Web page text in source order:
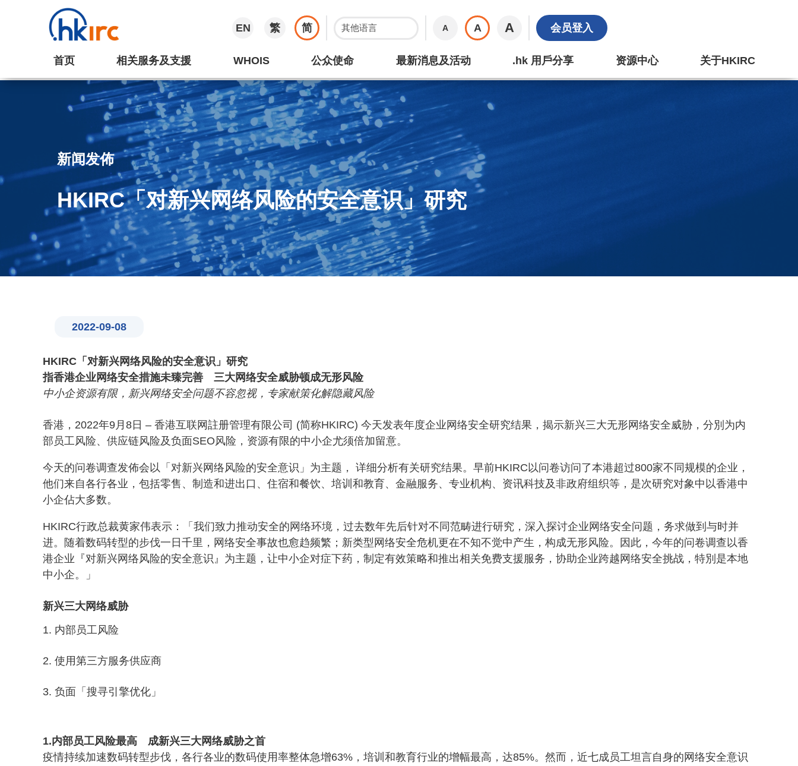
EN 繁 简 A A A 会员登入
首页 相关服务及支援 WHOIS 公众使命 最新消息及活动 .hk 用戶分享 资源中心 关于HKIRC
新闻发佈
HKIRC「对新兴网络风险的安全意识」研究
2022-09-08
HKIRC「对新兴网络风险的安全意识」研究
指香港企业网络安全措施未臻完善 三大网络安全威胁顿成无形风险
中小企资源有限，新兴网络安全问题不容忽视，专家献策化解隐藏风险
香港，2022年9月8日 – 香港互联网註册管理有限公司 (简称HKIRC) 今天发表年度企业网络安全研究结果，揭示新兴三大无形网络安全威胁，分別为内
部员工风险、供应链风险及负面SEO风险，资源有限的中小企尤须倍加留意。
今天的问卷调查发佈会以「对新兴网络风险的安全意识」为主题， 详细分析有关研究结果。早前HKIRC以问卷访问了本港超过800家不同规模的企业，
他们来自各行各业，包括零售、制造和进出口、住宿和餐饮、培训和教育、金融服务、专业机构、资讯科技及非政府组织等，是次研究对象中以香港中
小企佔大多数。
HKIRC行政总裁黄家伟表示：「我们致力推动安全的网络环境，过去数年先后针对不同范畴进行研究，深入探讨企业网络安全问题，务求做到与时并
进。随着数码转型的步伐一日千里，网络安全事故也愈趋频繁；新类型网络安全危机更在不知不觉中产生，构成无形风险。因此，今年的问卷调查以香
港企业『对新兴网络风险的安全意识』为主题，让中小企对症下药，制定有效策略和推出相关免费支援服务，协助企业跨越网络安全挑战，特別是本地
中小企。」
新兴三大网络威胁
内部员工风险
使用第三方服务供应商
负面「搜寻引擎优化」
1.内部员工风险最高 成新兴三大网络威胁之首
疫情持续加速数码转型步伐，各行各业的数码使用率整体急增63%，培训和教育行业的增幅最高，达85%。然而，近七成员工坦言自身的网络安全意识